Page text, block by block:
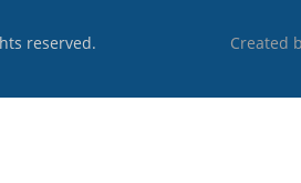
reserved. Created